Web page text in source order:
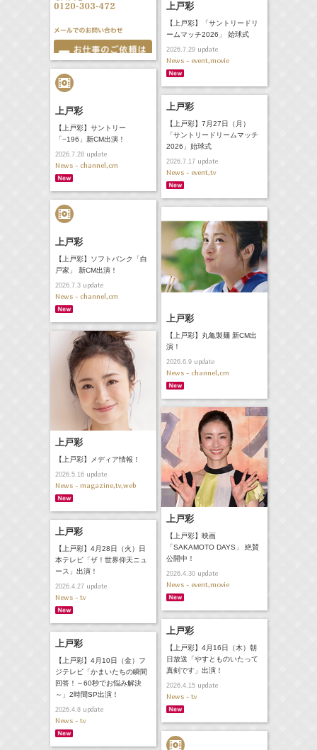
上戸彩
【上戸彩】「サントリードリ
ームマッチ2026」 始球式
2026.7.29update
News - event,movie
上戸彩
【上戸彩】サントリー
「−196」新CM出演！
2026.7.28update
News - channel,cm
上戸彩
【上戸彩】7月27日（月）
「サントリードリームマッチ
2026」始球式
2026.7.17update
News - event,tv
上戸彩
【上戸彩】ソフトバンク「白
戸家」 新CM出演！
2026.7.3update
News - channel,cm
上戸彩
【上戸彩】丸亀製麺 新CM出
演！
2026.6.9update
News - channel,cm
上戸彩
【上戸彩】メディア情報！
2026.5.16update
News - magazine,tv,web
上戸彩
【上戸彩】映画
「SAKAMOTO DAYS」 絶賛
公開中！
2026.4.30update
News - event,movie
上戸彩
【上戸彩】4月28日（火）日
本テレビ「ザ！世界仰天ニュ
ース」出演！
2026.4.27update
News - tv
上戸彩
【上戸彩】4月16日（木）朝
日放送「やすとものいたって
真剣です」出演！
2026.4.15update
News - tv
上戸彩
【上戸彩】4月10日（金）フ
ジテレビ「かまいたちの瞬間
回答！～60秒でお悩み解決
～」2時間SP出演！
2026.4.8update
News - tv